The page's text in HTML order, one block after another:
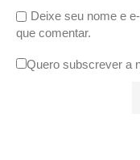
Deixe seu nome e
que comentar.
Quero subscrever a